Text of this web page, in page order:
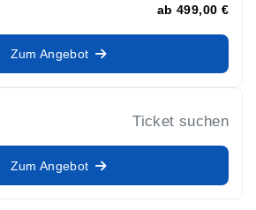
ab 499,00 €
Zum Angebot
Ticket suchen
Zum Angebot